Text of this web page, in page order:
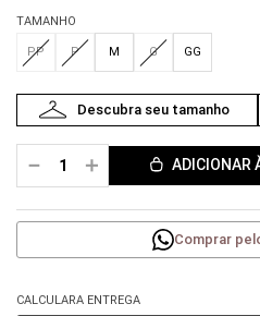
TAMANHO
PP P M G GG
＋
－ ADICIONAR
Comprar
CALCULARA ENTREGA